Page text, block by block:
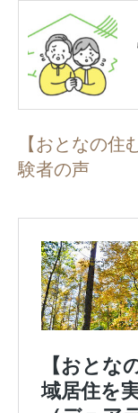
【おとなの住
験者の声